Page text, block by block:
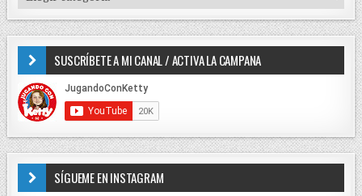
e
e
n
r
a
d
r
:
I
P
D
E
C
O
N
T
SUSCRÍBETE A MI CANAL / ACTIVA LA CAMPANA
SÍGUEME EN INSTAGRAM